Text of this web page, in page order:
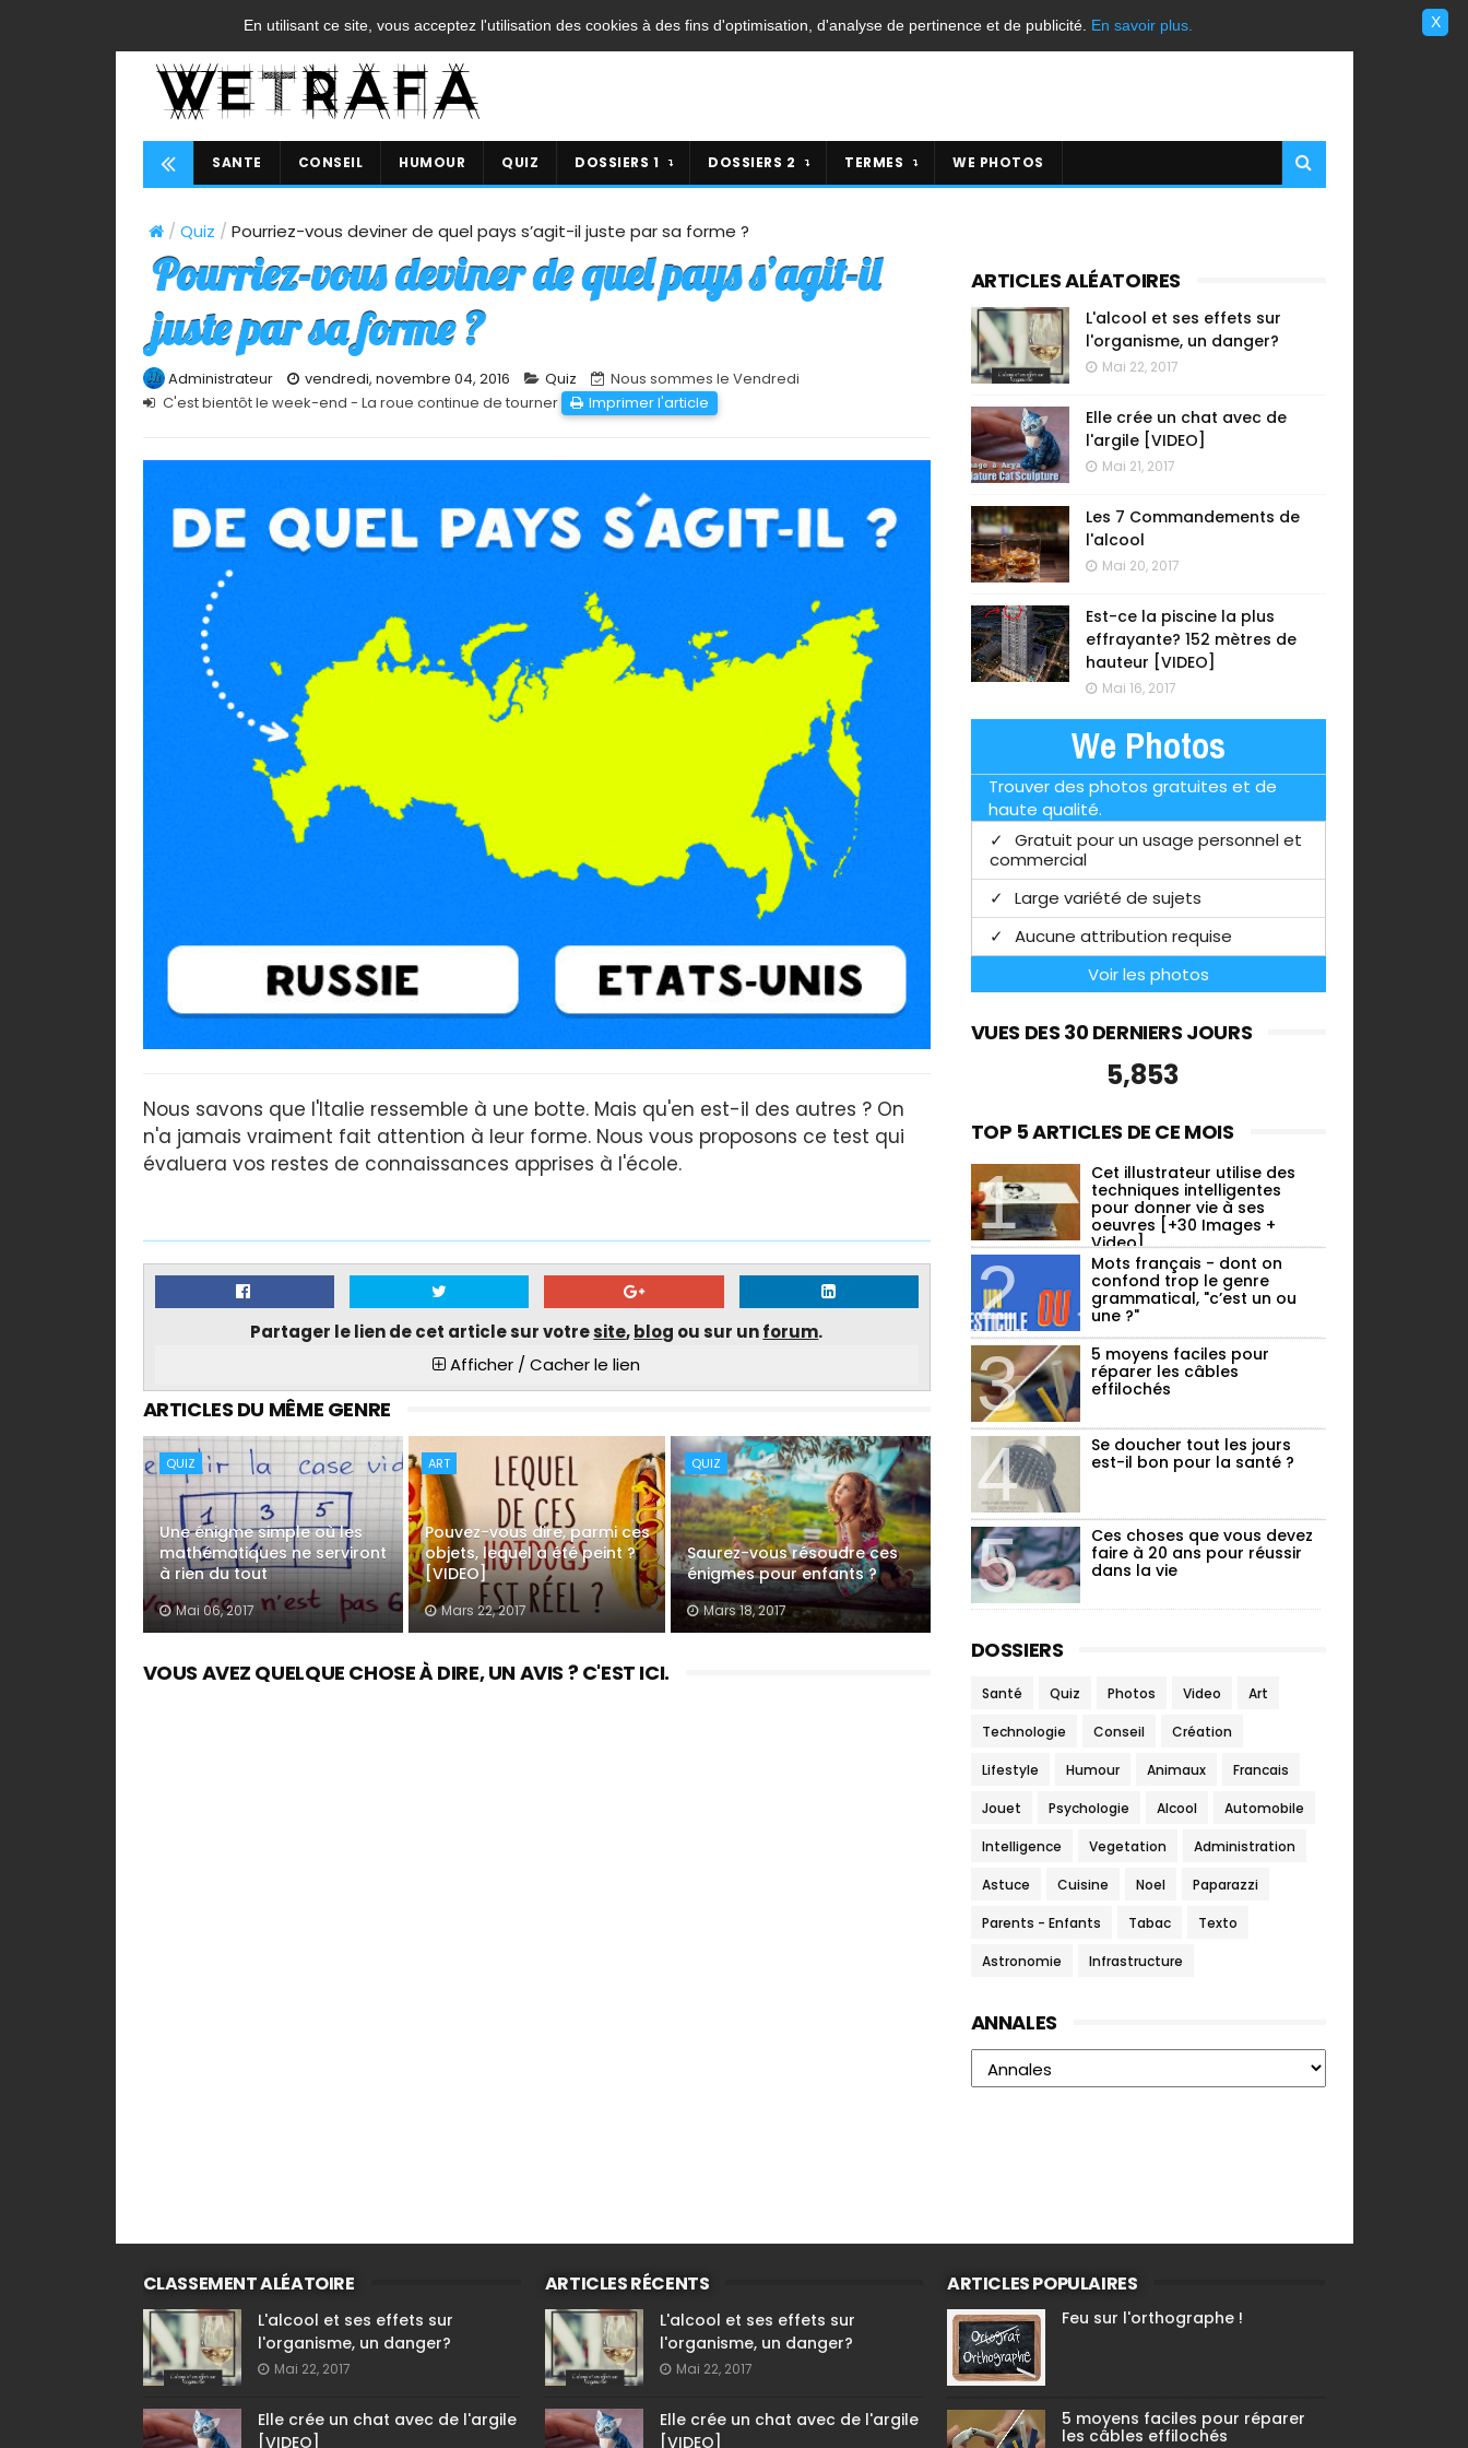
CONTACT A PROPOS FAQ CGU
SANTE CONSEIL HUMOUR QUIZ DOSSIERS 1 DOSSIERS 2 TERMES WE PHOTOS
/ Quiz / Pourriez-vous deviner de quel pays s’agit-il juste par sa forme ?
Pourriez-vous deviner de quel pays s’agit-il
juste par sa forme ?
Administrateur vendredi, novembre 04, 2016 Quiz
Nous sommes le Vendredi
C'est bientôt le week-end - La roue continue de tourner
Imprimer l'article
Nous savons que l'Italie ressemble à une botte. Mais qu'en est-il des autres ? On
n'a jamais vraiment fait attention à leur forme. Nous vous proposons ce test qui
évaluera vos restes de connaissances apprises à l'école.
Partager le lien de cet article sur votresite,blog ou sur unforum.
Afficher / Cacher le lien
ARTICLES DU MÊME GENRE
QUIZ
Une énigme simple où les
mathématiques ne serviront
à rien du tout
Mai 06, 2017
ART
Pouvez-vous dire, parmi ces
objets, lequel a été peint ?
[VIDEO]
Mars 22, 2017
QUIZ
Saurez-vous résoudre ces
énigmes pour enfants ?
Mars 18, 2017
VOUS AVEZ QUELQUE CHOSE À DIRE, UN AVIS ? C'EST ICI.
ARTICLES ALÉATOIRES
L'alcool et ses effets sur
l'organisme, un danger?
Mai 22, 2017
Elle crée un chat avec de
l'argile [VIDEO]
Mai 21, 2017
Les 7 Commandements de
l'alcool
Mai 20, 2017
Est-ce la piscine la plus
effrayante? 152 mètres de
hauteur [VIDEO]
Mai 16, 2017
We Photos
Trouver des photos gratuites et de
haute qualité.
Gratuit pour un usage personnel et
commercial
Large variété de sujets
Aucune attribution requise
Voir les photos
VUES DES 30 DERNIERS JOURS
5,853
TOP 5 ARTICLES DE CE MOIS
Cet illustrateur utilise des
techniques intelligentes
pour donner vie à ses
oeuvres [+30 Images +
Video]
Mots français - dont on
confond trop le genre
grammatical, "c’est un ou
une ?"
5 moyens faciles pour
réparer les câbles
effilochés
Se doucher tout les jours
est-il bon pour la santé ?
Ces choses que vous devez
faire à 20 ans pour réussir
dans la vie
DOSSIERS
Santé Quiz Photos Video Art
Technologie Conseil Création
Lifestyle Humour Animaux Francais
Jouet Psychologie Alcool Automobile
Intelligence Vegetation Administration
Astuce Cuisine Noel Paparazzi
Parents - Enfants Tabac Texto
Astronomie Infrastructure
ANNALES
CLASSEMENT ALÉATOIRE
L'alcool et ses effets sur
l'organisme, un danger?
Mai 22, 2017
Elle crée un chat avec de l'argile
[VIDEO]
ARTICLES RÉCENTS
L'alcool et ses effets sur
l'organisme, un danger?
Mai 22, 2017
Elle crée un chat avec de l'argile
[VIDEO]
ARTICLES POPULAIRES
Feu sur l'orthographe !
5 moyens faciles pour réparer
les câbles effilochés
X
En utilisant ce site, vous acceptez l'utilisation des cookies à des fins d'optimisation, d'analyse de pertinence et de publicité. En savoir plus.